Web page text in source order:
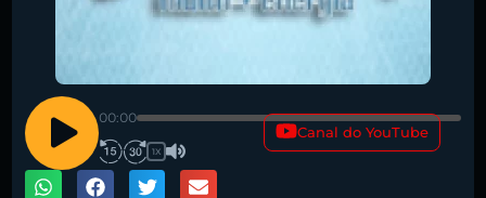
00:00
1X
Canal do YouTube